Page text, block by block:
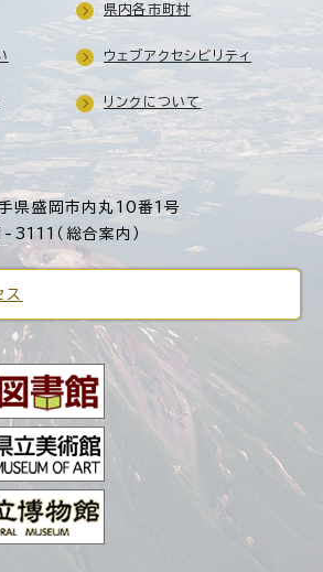
盛岡市内丸10番1号
（総合案内）
ス
県内各市町村
ウェブアクセシビリティ
リンクについて